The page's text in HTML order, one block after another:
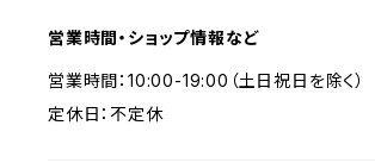
営業時間・ショップ情報など
営業時間：10:00-19:00（土日祝日を除く）
定休日：不定休